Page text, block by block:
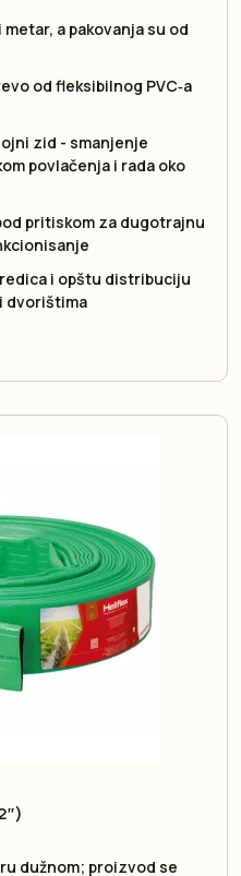
a pakovanja su od
od fleksibilnog PVC‑a
zid - smanjenje
povlačenja i rada oko
pritiskom za dugotrajnu
i opštu distribuciju
dvorištima
dužnom; proizvod se